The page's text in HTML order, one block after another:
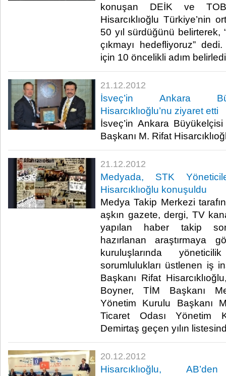
konuşan DEİK ve
Hisarcıklıoğlu Türkiye’nin
50 yıl sürdüğünü belirterek,
çıkmayı hedefliyoruz”
için 10 öncelikli adım
21.12.2012
İsveç’in Ankara
Hisarcıklıoğlu’nu ziyaret etti
İsveç’in Ankara
Başkanı M. Rifat
21.12.2012
Medyada, STK
Hisarcıklıoğlu konuşuldu
Medya Takip Merkezi
aşkın gazete, dergi, TV
yapılan haber takip
hazırlanan araştırmaya
kuruluşlarında
sorumlulukları üstlenen iş
Başkanı Rifat
Boyner, TİM Başkanı
Yönetim Kurulu Başkanı
Ticaret Odası Yönetim
Demirtaş geçen yılın
20.12.2012
Hisarcıklıoğlu,